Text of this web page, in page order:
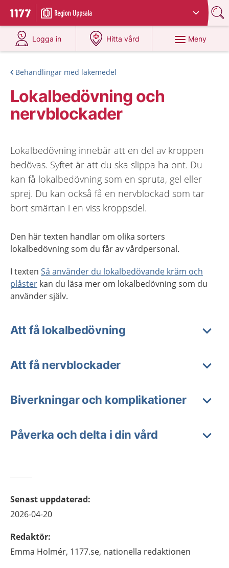
Till startsidan för 1177
Du har valt region
Logga in
på 1177.se
Hitta vård
på 1177.se
Meny
Behandlingar med läkemedel
Lokalbedövning och
nervblockader
Lokalbedövning innebär att en del av kroppen
bedövas. Syftet är att du ska slippa ha ont. Du
kan få lokalbedövning som en spruta, gel eller
sprej. Du kan också få en nervblockad som tar
bort smärtan i en viss kroppsdel.
Den här texten handlar om olika sorters
lokalbedövning som du får av vårdpersonal.
I texten Så använder du lokalbedövande kräm och
plåster kan du läsa mer om lokalbedövning som du
använder själv.
Att få lokalbedövning
Att få nervblockader
Biverkningar och komplikationer
Påverka och delta i din vård
Senast uppdaterad:
2026-04-20
Redaktör:
Emma Holmér, 1177.se, nationella redaktionen